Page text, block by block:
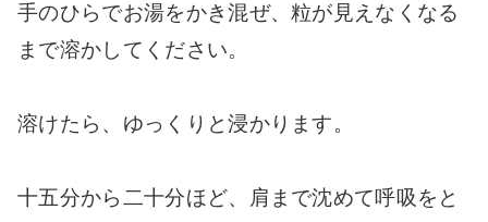
手のひらでお湯をかき混ぜ、粒が見えなくなる
まで溶かしてください。
溶けたら、ゆっくりと浸かります。
十五分から二十分ほど、肩まで沈めて呼吸をと